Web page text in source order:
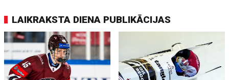
LAIKRAKSTA DIENA PUBLIKĀCIJAS